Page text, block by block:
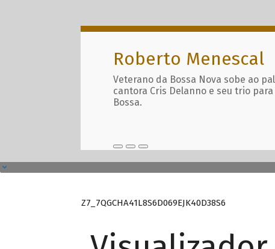
Roberto Menescal
Veterano da Bossa Nova sobe ao
cantora Cris Delanno e seu trio
Bossa.
Z7_7QGCHA41L8S6D069EJK40D38S6